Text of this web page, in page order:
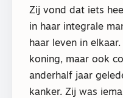
Zij vond dat iets
in haar integrale
haar leven in
koning, maar ook
anderhalf jaar
kanker. Zij was